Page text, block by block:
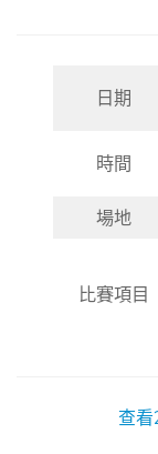
日期
時間
場地
比賽項目
查